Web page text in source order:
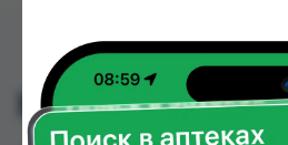
HOT SHAPERS